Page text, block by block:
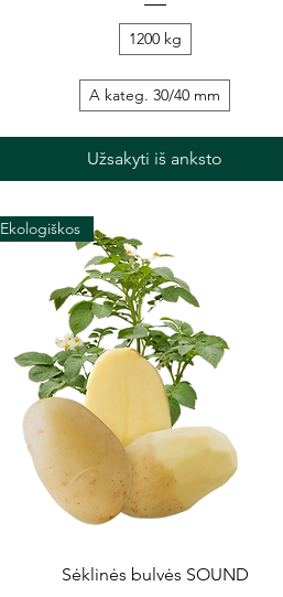
1200 kg
A kateg. 30/40 mm
Užsakyti iš anksto
Greita peržiūra
Ekologiškos
Sėklinės bulvės SOUND